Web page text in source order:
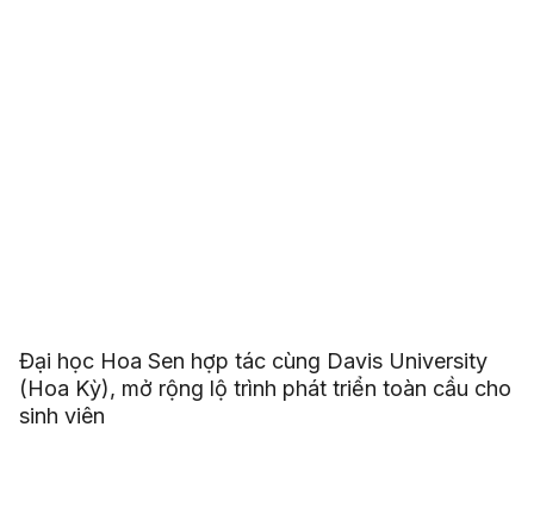
Đại học Hoa Sen hợp tác cùng Davis University
(Hoa Kỳ), mở rộng lộ trình phát triển toàn cầu cho
sinh viên